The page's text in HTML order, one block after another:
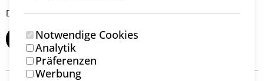
Notwendige Cookies
Analytik
Präferenzen
Werbung
Derzeit gibt es keine Nutzerbewertungen.
BEWERTUNG HINZUFÜGEN